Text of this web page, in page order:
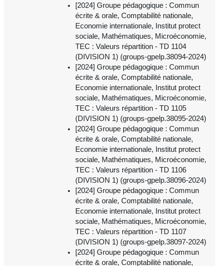
[2024] Groupe pédagogique : Commun
écrite & orale, Comptabilité nationale,
Economie internationale, Institut protect
sociale, Mathématiques, Microéconomie,
TEC : Valeurs répartition - TD 1104
(DIVISION 1) (groups-gpelp.38094-2024)
[2024] Groupe pédagogique : Commun
écrite & orale, Comptabilité nationale,
Economie internationale, Institut protect
sociale, Mathématiques, Microéconomie,
TEC : Valeurs répartition - TD 1105
(DIVISION 1) (groups-gpelp.38095-2024)
[2024] Groupe pédagogique : Commun
écrite & orale, Comptabilité nationale,
Economie internationale, Institut protect
sociale, Mathématiques, Microéconomie,
TEC : Valeurs répartition - TD 1106
(DIVISION 1) (groups-gpelp.38096-2024)
[2024] Groupe pédagogique : Commun
écrite & orale, Comptabilité nationale,
Economie internationale, Institut protect
sociale, Mathématiques, Microéconomie,
TEC : Valeurs répartition - TD 1107
(DIVISION 1) (groups-gpelp.38097-2024)
[2024] Groupe pédagogique : Commun
écrite & orale, Comptabilité nationale,